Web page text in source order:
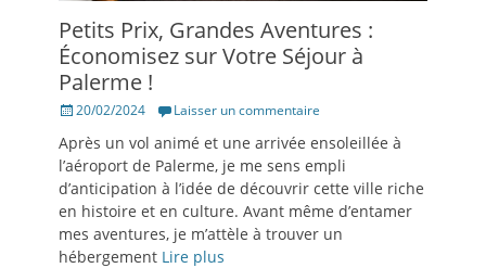
Petits Prix, Grandes Aventures :
Économisez sur Votre Séjour à
Palerme !
Posté20/02/2024 Laisser un commentaire
Après un vol animé et une arrivée ensoleillée à
l’aéroport de Palerme, je me sens empli
d’anticipation à l’idée de découvrir cette ville riche
en histoire et en culture. Avant même d’entamer
mes aventures, je m’attèle à trouver un
hébergement Lire plus